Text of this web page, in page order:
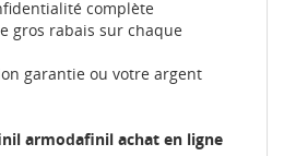
complète
gros rabais sur chaque
garantie ou votre argent
armodafinil achat en ligne